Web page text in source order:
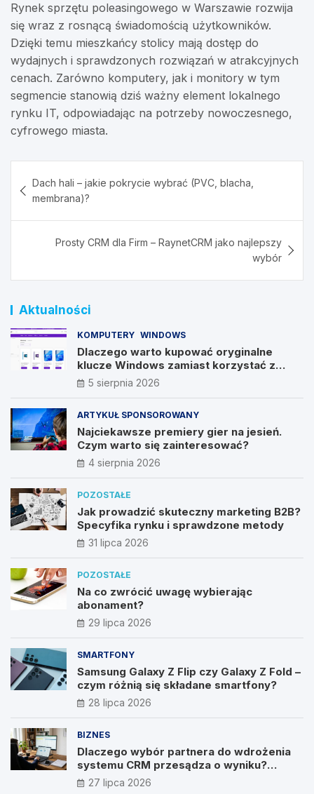
Rynek sprzętu poleasingowego w Warszawie rozwija
się wraz z rosnącą świadomością użytkowników.
Dzięki temu mieszkańcy stolicy mają dostęp do
wydajnych i sprawdzonych rozwiązań w atrakcyjnych
cenach. Zarówno komputery, jak i monitory w tym
segmencie stanowią dziś ważny element lokalnego
rynku IT, odpowiadając na potrzeby nowoczesnego,
cyfrowego miasta.
wpisu
Dach hali – jakie pokrycie wybrać (PVC, blacha,
membrana)?
Prosty CRM dla Firm – RaynetCRM jako najlepszy
wybór
Aktualności
KOMPUTERY WINDOWS
Dlaczego warto kupować oryginalne
klucze Windows zamiast korzystać z
nieautoryzowanych źródeł?
5 sierpnia 2026
ARTYKUŁ SPONSOROWANY
Najciekawsze premiery gier na jesień.
Czym warto się zainteresować?
4 sierpnia 2026
POZOSTAŁE
Jak prowadzić skuteczny marketing B2B?
Specyfika rynku i sprawdzone metody
31 lipca 2026
POZOSTAŁE
Na co zwrócić uwagę wybierając
abonament?
29 lipca 2026
SMARTFONY
Samsung Galaxy Z Flip czy Galaxy Z Fold –
czym różnią się składane smartfony?
28 lipca 2026
BIZNES
Dlaczego wybór partnera do wdrożenia
systemu CRM przesądza o wyniku?
Wywiad z Pawłem Prymakowskim, CEO IT
27 lipca 2026